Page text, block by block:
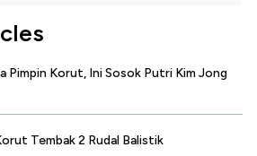
Pimpin Korut, Ini Sosok Putri Kim Jong
Tembak 2 Rudal Balistik